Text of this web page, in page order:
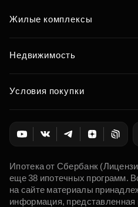
Жилые комплексы
Недвижимость
Условия покупки
Ипотека от Сбербанк
еще 38 ипотечных программ.
на сайте материалы
информация, представленная